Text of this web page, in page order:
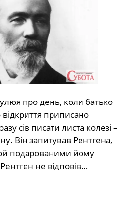
про день, коли батько
приписано
сів писати листа колезі –
Він запитував Рентгена,
подарованими йому
не відповів…